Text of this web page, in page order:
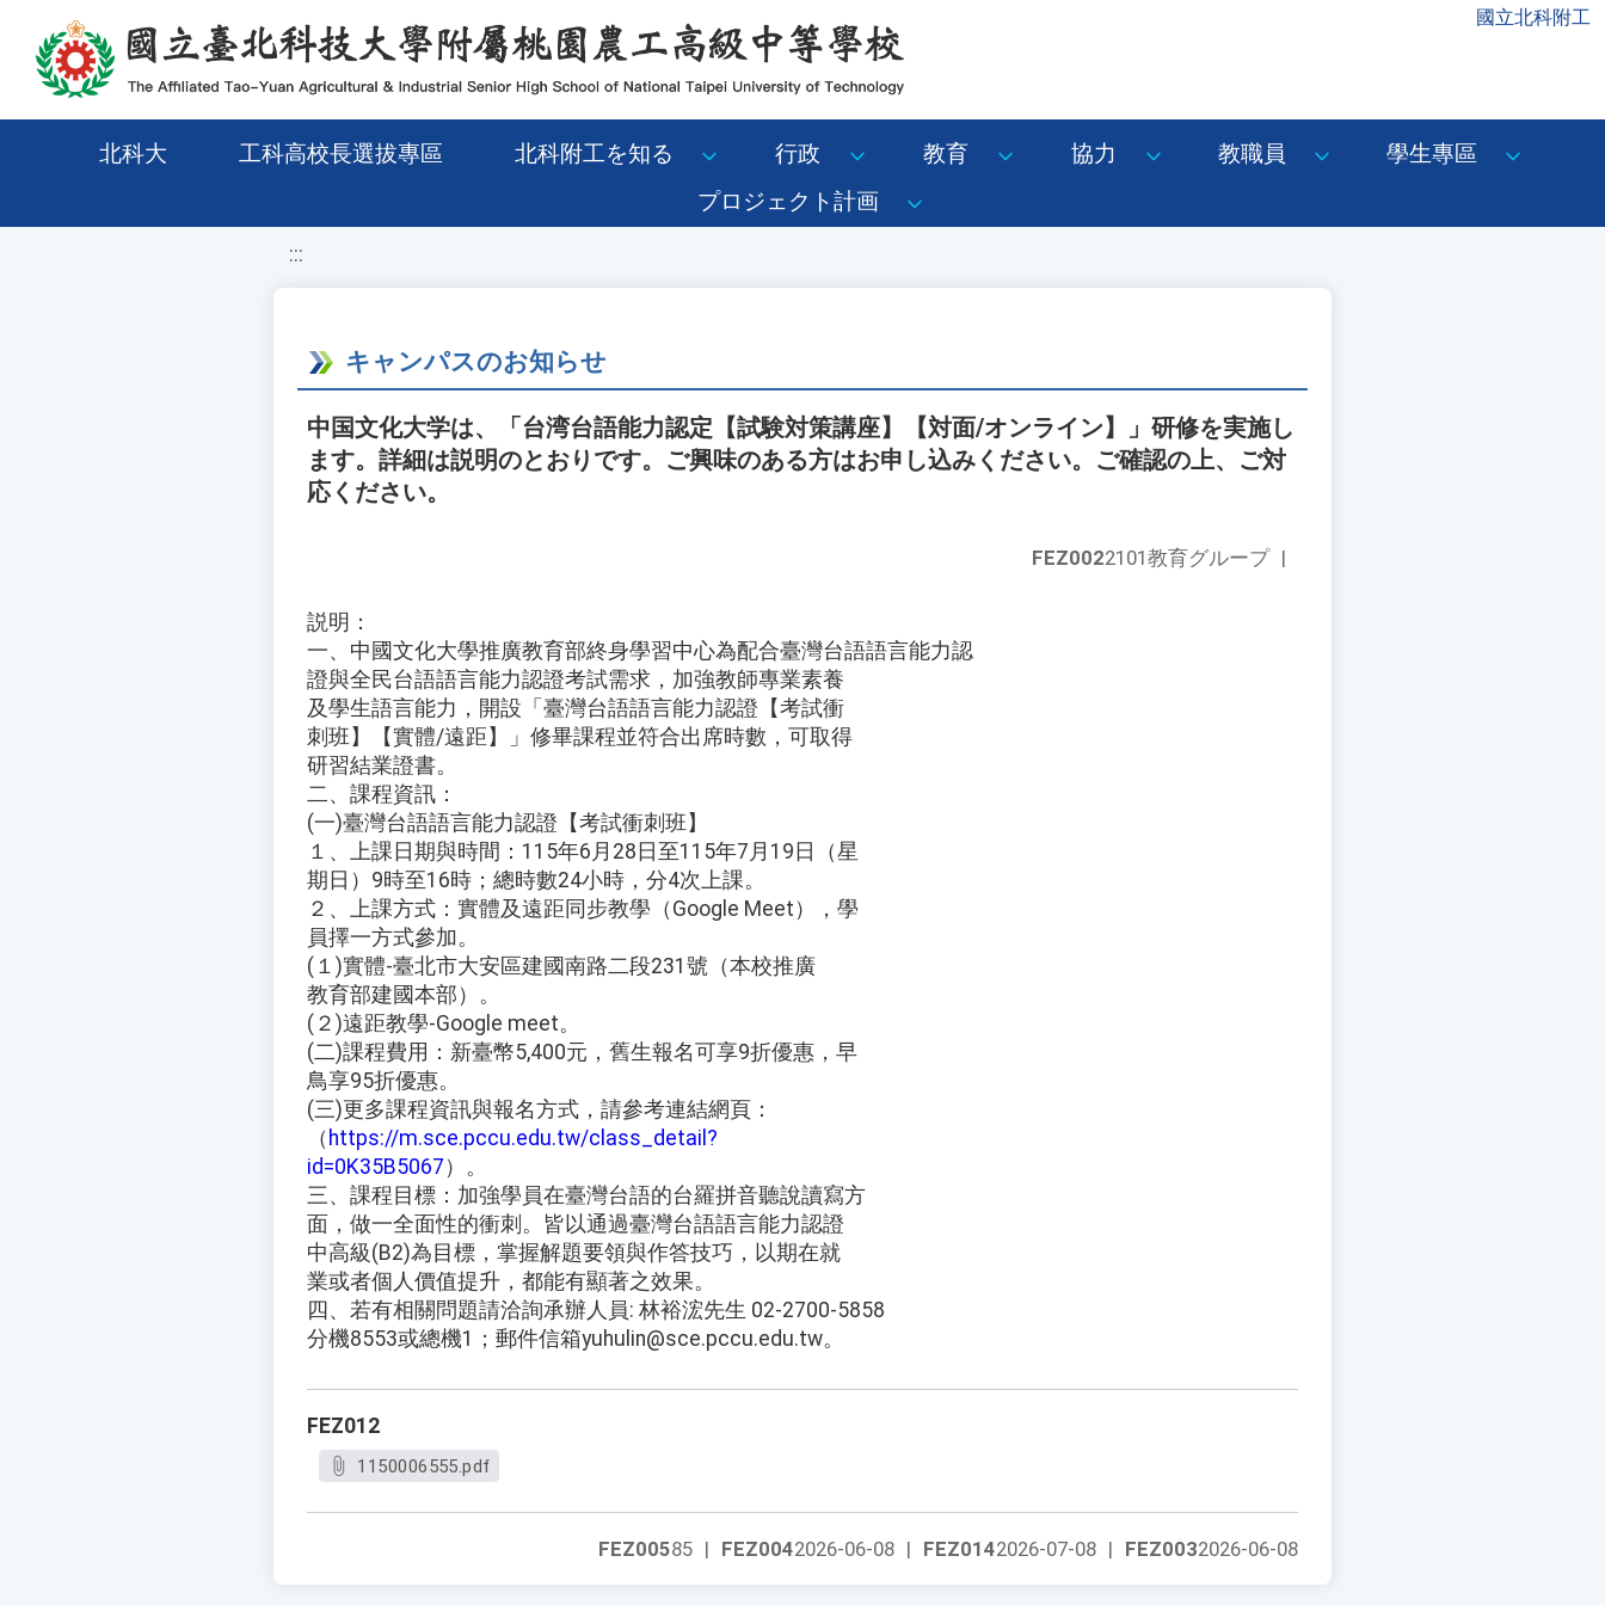
移至網頁之主要內容區位置 國立北科附工
北科大 工科高校長選拔專區 北科附工を知る 行政 教育 協力 教職員
學生專區
プロジェクト計画
:::
キャンパスのお知らせ
中国文化大学は、「台湾台語能力認定【試験対策講座】【対面/オンライン】」研修を実施し
ます。詳細は説明のとおりです。ご興味のある方はお申し込みください。ご確認の上、ご対
応ください。
FEZ0022101教育グループ |
説明：
一、中國文化大學推廣教育部終身學習中心為配合臺灣台語語言能力認
證與全民台語語言能力認證考試需求，加強教師專業素養
及學生語言能力，開設「臺灣台語語言能力認證【考試衝
刺班】【實體/遠距】」修畢課程並符合出席時數，可取得
研習結業證書。
二、課程資訊：
(一)臺灣台語語言能力認證【考試衝刺班】
１、上課日期與時間：115年6月28日至115年7月19日（星
期日）9時至16時；總時數24小時，分4次上課。
２、上課方式：實體及遠距同步教學（Google Meet），學
員擇一方式參加。
(１)實體-臺北市大安區建國南路二段231號（本校推廣
教育部建國本部）。
(２)遠距教學-Google meet。
(二)課程費用：新臺幣5,400元，舊生報名可享9折優惠，早
鳥享95折優惠。
(三)更多課程資訊與報名方式，請參考連結網頁：
（ https://m.sce.pccu.edu.tw/class_detail?
id=0K35B5067 ）。
三、課程目標：加強學員在臺灣台語的台羅拼音聽說讀寫方
面，做一全面性的衝刺。皆以通過臺灣台語語言能力認證
中高級(B2)為目標，掌握解題要領與作答技巧，以期在就
業或者個人價值提升，都能有顯著之效果。
四、若有相關問題請洽詢承辦人員: 林裕浤先生 02-2700-5858
分機8553或總機1；郵件信箱yuhulin@sce.pccu.edu.tw。
FEZ012
1150006555.pdf
FEZ0032026-06-08
FEZ0142026-07-08 |
FEZ0042026-06-08 |
FEZ00585 |